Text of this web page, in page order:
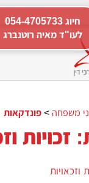
משפחה >פונדקאות
זכויות
וזכאויות
054-4705733 חיוג
לעו"ד מאיה רוטנברג